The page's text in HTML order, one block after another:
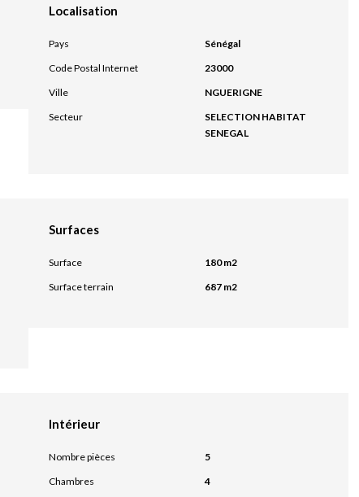
Localisation
Pays
Sénégal
Code Postal Internet
23000
Ville
NGUERIGNE
Secteur
SELECTION HABITAT
SENEGAL
Surfaces
Surface
180 m2
Surface terrain
687 m2
Intérieur
Nombre pièces
5
Chambres
4